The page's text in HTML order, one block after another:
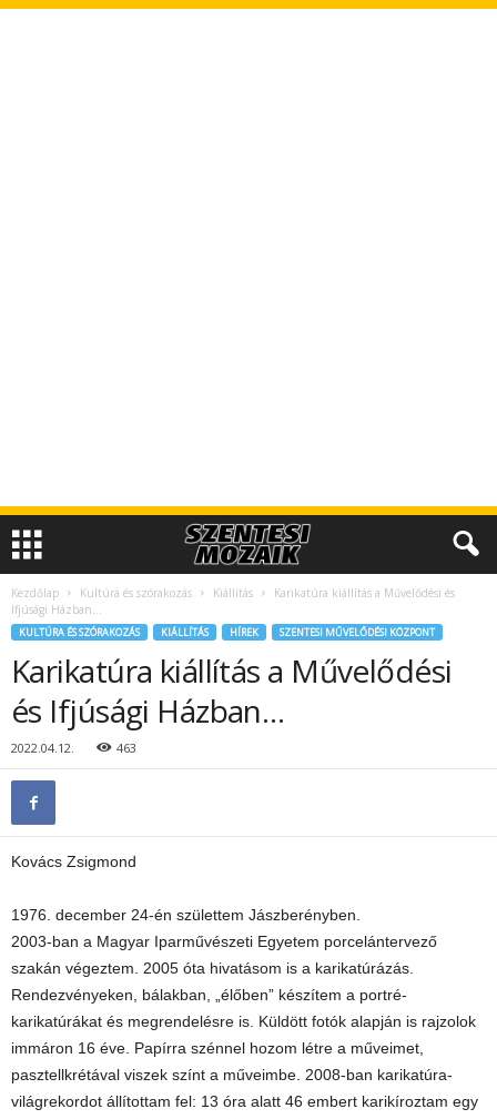
Kezdőlap Kultúra és szórakozás Kiállítás
Karikatúra kiállítás a Művelődési és
Ifjúsági Házban…
KULTÚRA ÉS SZÓRAKOZÁS KIÁLLÍTÁS HÍREK SZENTESI MŰVELŐDÉSI KÖZPONT
Karikatúra kiállítás a Művelődési
és Ifjúsági Házban…
2022.04.12. 463
Kovács Zsigmond
1976. december 24-én születtem Jászberényben.
2003-ban a Magyar Iparművészeti Egyetem porcelántervező
szakán végeztem. 2005 óta hivatásom is a karikatúrázás.
Rendezvényeken, bálakban, „élőben” készítem a portré-
karikatúrákat és megrendelésre is. Küldött fotók alapján is rajzolok
immáron 16 éve. Papírra szénnel hozom létre a műveimet,
pasztellkrétával viszek színt a műveimbe. 2008-ban karikatúra-
világrekordot állítottam fel: 13 óra alatt 46 embert karikíroztam egy